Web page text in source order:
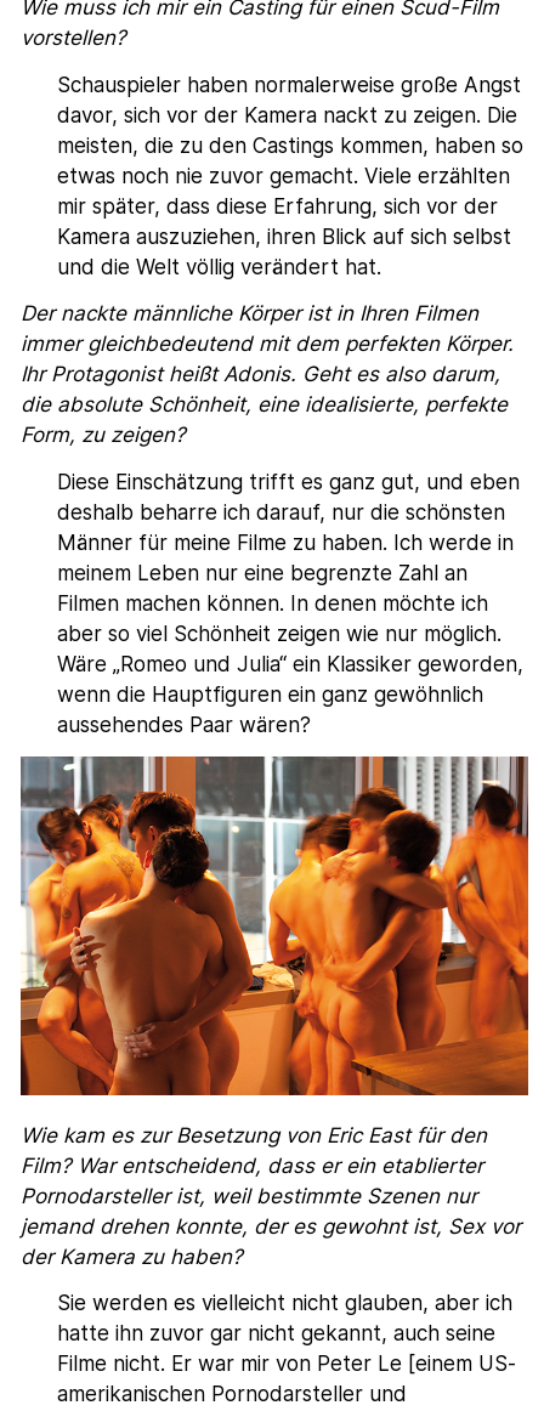
Wie muss ich mir ein Casting für einen Scud-Film
vorstellen?
Schauspieler haben normalerweise große Angst
davor, sich vor der Kamera nackt zu zeigen. Die
meisten, die zu den Castings kommen, haben so
etwas noch nie zuvor gemacht. Viele erzählten
mir später, dass diese Erfahrung, sich vor der
Kamera auszuziehen, ihren Blick auf sich selbst
und die Welt völlig verändert hat.
Der nackte männliche Körper ist in Ihren Filmen
immer gleichbedeutend mit dem perfekten Körper.
Ihr Protagonist heißt Adonis. Geht es also darum,
die absolute Schönheit, eine idealisierte, perfekte
Form, zu zeigen?
Diese Einschätzung trifft es ganz gut, und eben
deshalb beharre ich darauf, nur die schönsten
Männer für meine Filme zu haben. Ich werde in
meinem Leben nur eine begrenzte Zahl an
Filmen machen können. In denen möchte ich
aber so viel Schönheit zeigen wie nur möglich.
Wäre „Romeo und Julia“ ein Klassiker geworden,
wenn die Hauptfiguren ein ganz gewöhnlich
aussehendes Paar wären?
Wie kam es zur Besetzung von Eric East für den
Film? War entscheidend, dass er ein etablierter
Pornodarsteller ist, weil bestimmte Szenen nur
jemand drehen konnte, der es gewohnt ist, Sex vor
der Kamera zu haben?
Sie werden es vielleicht nicht glauben, aber ich
hatte ihn zuvor gar nicht gekannt, auch seine
Filme nicht. Er war mir von Peter Le [einem US-
amerikanischen Pornodarsteller und